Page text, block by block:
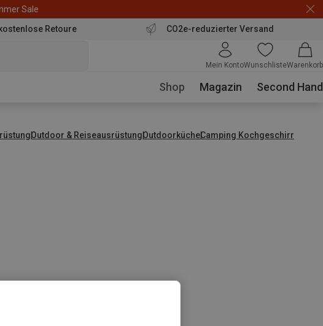
Sale
Retoure CO2e-reduzierter Versand
Mein KontoWunschlisteWarenkorb
Shop Magazin Second Hand
Outdoor & ReiseausrüstungOutdoorkücheCamping Kochgeschirr